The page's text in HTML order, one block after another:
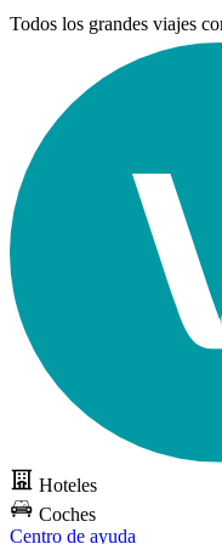
Todos los grandes viajes
Hoteles
Coches
Centro de ayuda